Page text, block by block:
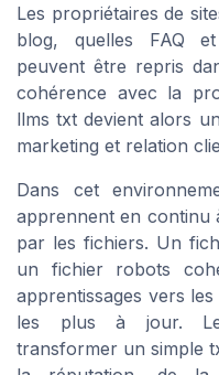
Les propriétaires de
blog, quelles FAQ
peuvent être repris
cohérence avec la
llms txt devient alors
marketing et relation
Dans cet
apprennent en continu
par les fichiers. Un
un fichier robots
apprentissages vers
les plus à jour.
transformer un simple